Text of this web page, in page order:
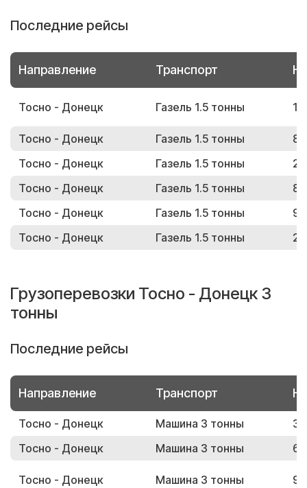
Последние рейсы
Направление Транспорт
Тосно - Донецк Газель 1.5 тонны
Тосно - Донецк Газель 1.5 тонны
Тосно - Донецк
Газель 1.5 тонны
Тосно - Донецк
Газель 1.5 тонны
Тосно - Донецк
Газель 1.5 тонны
Тосно - Донецк
Газель 1.5 тонны
Грузоперевозки Тосно - Донецк 3
тонны
Последние рейсы
Направление Транспорт
Тосно - Донецк Машина 3 тонны
Тосно - Донецк
Машина 3 тонны
Тосно - Донецк Машина 3 тонны